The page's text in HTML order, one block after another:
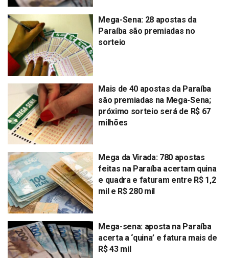
Mega-Sena: 28 apostas da
Paraíba são premiadas no
sorteio
Mais de 40 apostas da Paraíba
são premiadas na Mega-Sena;
próximo sorteio será de R$ 67
milhões
Mega da Virada: 780 apostas
feitas na Paraíba acertam quina
e quadra e faturam entre R$ 1,2
mil e R$ 280 mil
Mega-sena: aposta na Paraíba
acerta a ‘quina’ e fatura mais de
R$ 43 mil